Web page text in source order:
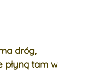
dróg,
płyną tam w